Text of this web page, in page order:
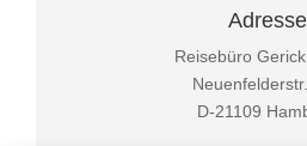
Adresse
Reisebüro
D-21109